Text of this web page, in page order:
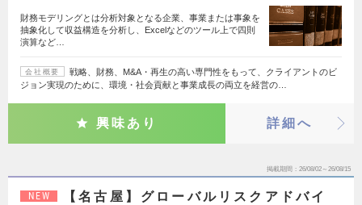
財務モデリングとは分析対象となる企業、事業または事象を
抽象化して収益構造を分析し、Excelなどのツール上で四則
演算など…
会社概要
戦略、財務、M&A・再生の高い専門性をもって、クライアントのビ
ジョン実現のために、環境・社会貢献と事業成長の両立を経営の…
興味あり 詳細へ
掲載期間 26/08/02～26/08/15
NEW
【名古屋】グローバルリスクアドバイ